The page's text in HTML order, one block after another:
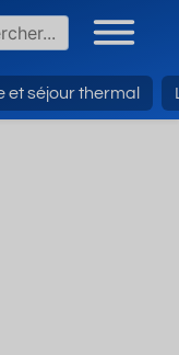
et séjour thermal